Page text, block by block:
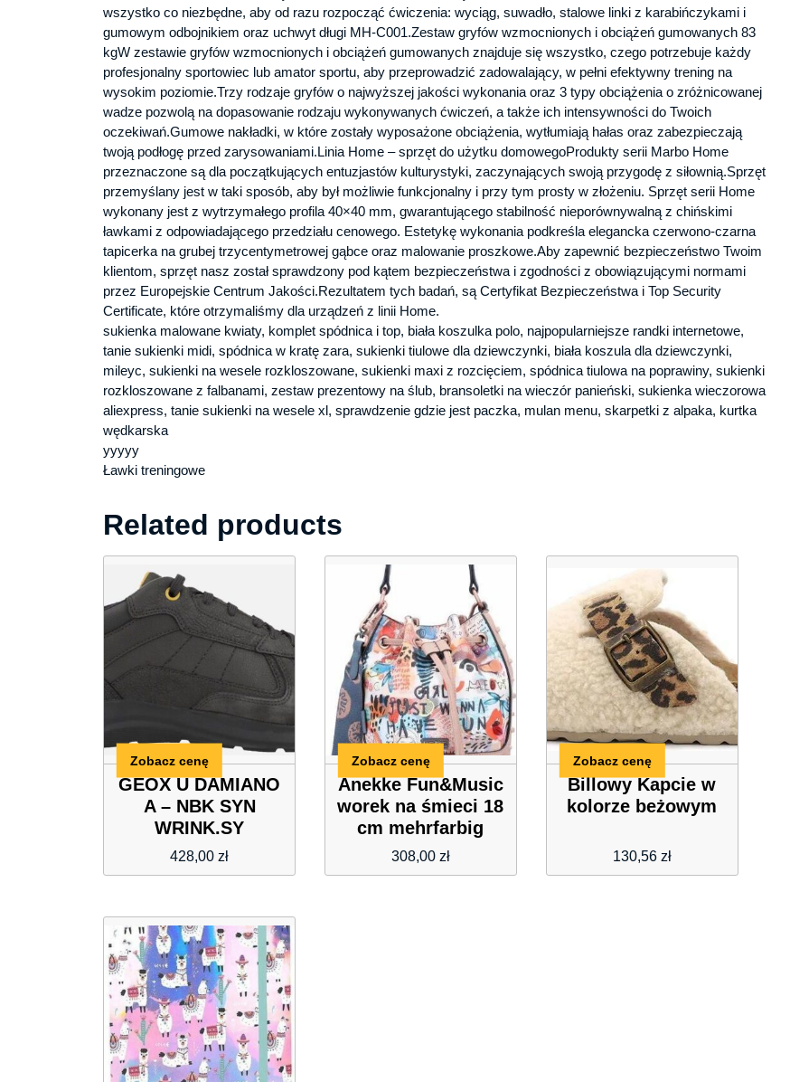
wszystko co niezbędne, aby od razu rozpocząć ćwiczenia: wyciąg, suwadło, stalowe linki z karabińczykami i
gumowym odbojnikiem oraz uchwyt długi MH-C001.Zestaw gryfów wzmocnionych i obciążeń gumowanych 83
kgW zestawie gryfów wzmocnionych i obciążeń gumowanych znajduje się wszystko, czego potrzebuje każdy
profesjonalny sportowiec lub amator sportu, aby przeprowadzić zadowalający, w pełni efektywny trening na
wysokim poziomie.Trzy rodzaje gryfów o najwyższej jakości wykonania oraz 3 typy obciążenia o zróżnicowanej
wadze pozwolą na dopasowanie rodzaju wykonywanych ćwiczeń, a także ich intensywności do Twoich
oczekiwań.Gumowe nakładki, w które zostały wyposażone obciążenia, wytłumiają hałas oraz zabezpieczają
twoją podłogę przed zarysowaniami.Linia Home – sprzęt do użytku domowegoProdukty serii Marbo Home
przeznaczone są dla początkujących entuzjastów kulturystyki, zaczynających swoją przygodę z siłownią.Sprzęt
przemyślany jest w taki sposób, aby był możliwie funkcjonalny i przy tym prosty w złożeniu. Sprzęt serii Home
wykonany jest z wytrzymałego profila 40×40 mm, gwarantującego stabilność nieporównywalną z chińskimi
ławkami z odpowiadającego przedziału cenowego. Estetykę wykonania podkreśla elegancka czerwono-czarna
tapicerka na grubej trzycentymetrowej gąbce oraz malowanie proszkowe.Aby zapewnić bezpieczeństwo Twoim
klientom, sprzęt nasz został sprawdzony pod kątem bezpieczeństwa i zgodności z obowiązującymi normami
przez Europejskie Centrum Jakości.Rezultatem tych badań, są Certyfikat Bezpieczeństwa i Top Security
Certificate, które otrzymaliśmy dla urządzeń z linii Home.
sukienka malowane kwiaty, komplet spódnica i top, biała koszulka polo, najpopularniejsze randki internetowe,
tanie sukienki midi, spódnica w kratę zara, sukienki tiulowe dla dziewczynki, biała koszula dla dziewczynki,
mileyc, sukienki na wesele rozkloszowane, sukienki maxi z rozcięciem, spódnica tiulowa na poprawiny, sukienki
rozkloszowane z falbanami, zestaw prezentowy na ślub, bransoletki na wieczór panieński, sukienka wieczorowa
aliexpress, tanie sukienki na wesele xl, sprawdzenie gdzie jest paczka, mulan menu, skarpetki z alpaka, kurtka
wędkarska
yyyyy
Ławki treningowe
Related products
GEOX U DAMIANO
A – NBK SYN
WRINK.SY
428,00 zł
Zobacz cenę
Anekke Fun&Music
worek na śmieci 18
cm mehrfarbig
308,00 zł
Zobacz cenę
Billowy Kapcie w
kolorze beżowym
130,56 zł
Zobacz cenę